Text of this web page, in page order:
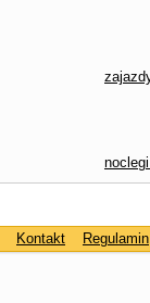
Kontakt Regulamin